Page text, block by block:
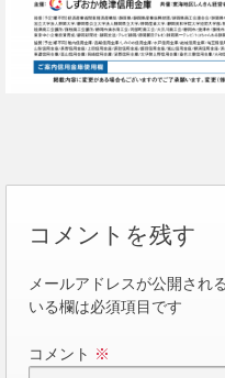
コメントを残す
メールアドレスが公開され
いる欄は必須項目です
コメント ※